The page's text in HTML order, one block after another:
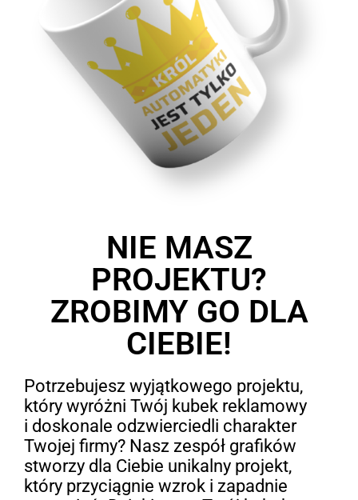
NIE MASZ
PROJEKTU?
ZROBIMY GO DLA
CIEBIE!
Potrzebujesz wyjątkowego projektu,
który wyróżni Twój kubek reklamowy
i doskonale odzwierciedli charakter
Twojej firmy? Nasz zespół grafików
stworzy dla Ciebie unikalny projekt,
który przyciągnie wzrok i zapadnie